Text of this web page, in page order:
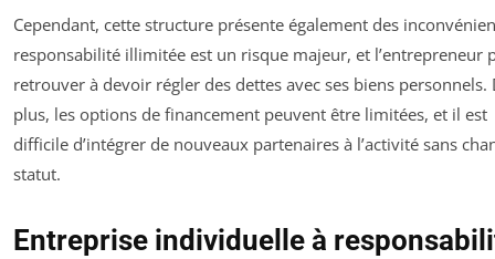
Cependant, cette structure présente également des
responsabilité illimitée est un risque majeur, et l’entrepreneur
retrouver à devoir régler des dettes avec ses biens personnels.
plus, les options de financement peuvent être limitées, et il est
difficile d’intégrer de nouveaux partenaires à l’activité sans
statut.
Entreprise individuelle à